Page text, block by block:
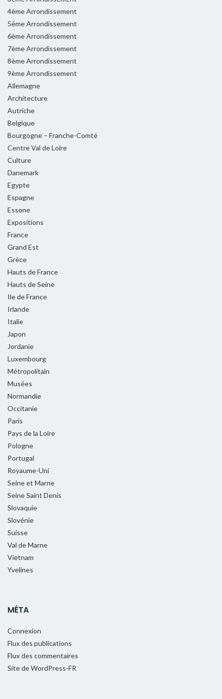
4ème Arrondissement
5ème Arrondissement
6ème Arrondissement
7ème Arrondissement
8ème Arrondissement
9ème Arrondissement
Allemagne
Architecture
Autriche
Belgique
Bourgogne – Franche-Comté
Centre Val de Loire
Culture
Danemark
Egypte
Espagne
Essone
Expositions
France
Grand Est
Grèce
Hauts de France
Hauts de Seine
Ile de France
Irlande
Italie
Japon
Jordanie
Luxembourg
Métropolitain
Musées
Normandie
Occitanie
Paris
Pays de la Loire
Pologne
Portugal
Royaume-Uni
Seine et Marne
Seine Saint Denis
Slovaquie
Slovénie
Suisse
Val de Marne
Vietnam
Yvelines
MÉTA
Connexion
Flux des publications
Flux des commentaires
Site de WordPress-FR